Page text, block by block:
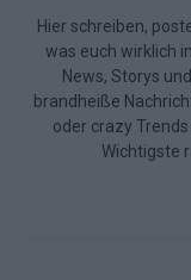
Hier schreiben,
was euch wirklich
News, Storys
brandheiße
oder crazy
Wichtigste